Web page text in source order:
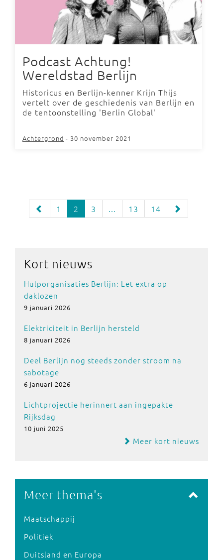
Podcast Achtung!
Wereldstad Berlijn
Historicus en Berlijn-kenner Krijn Thijs
vertelt over de geschiedenis van Berlijn en
de tentoonstelling 'Berlin Global'
Achtergrond - 30 november 2021
1 2 3 ... 13 14
Kort nieuws
Hulporganisaties Berlijn: Let extra op
daklozen
9 januari 2026
Elektriciteit in Berlijn hersteld
8 januari 2026
Deel Berlijn nog steeds zonder stroom na
sabotage
6 januari 2026
Lichtprojectie herinnert aan ingepakte
Rijksdag
10 juni 2025
Meer kort nieuws
Meer thema's
Maatschappij
Politiek
Duitsland en Europa